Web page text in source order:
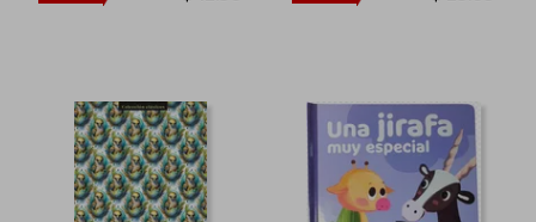
Rápido Rápido